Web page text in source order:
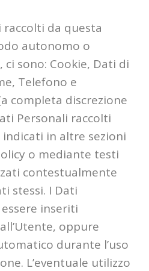
raccolti da questa
autonomo o
sono: Cookie, Dati di
Telefono e
completa discrezione
Personali raccolti
in altre sezioni
o mediante testi
contestualmente
stessi. I Dati
inseriti
oppure
durante l’uso
L’eventuale utilizzo